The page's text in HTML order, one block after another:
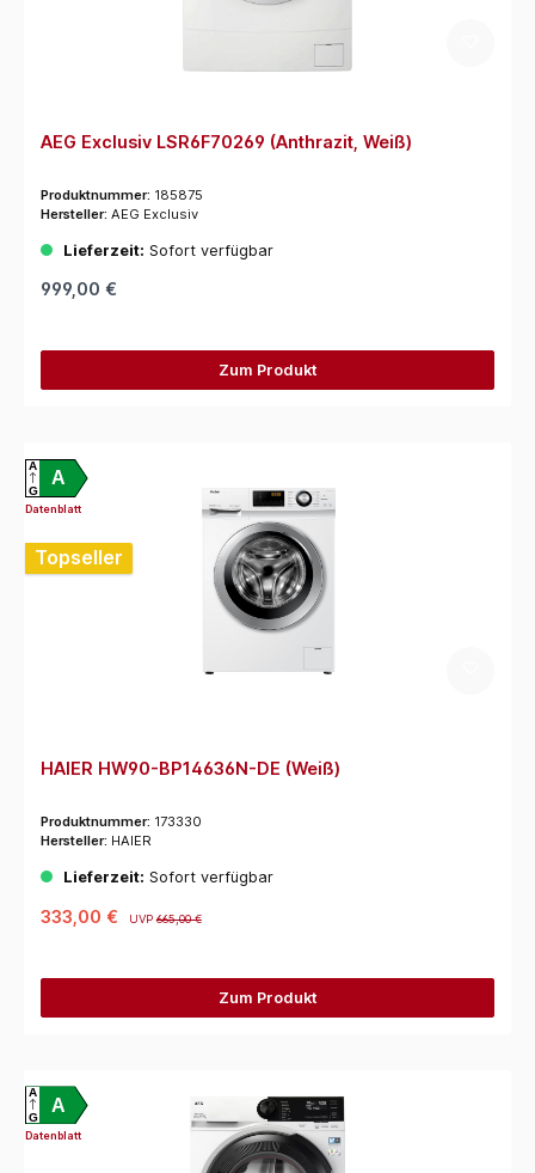
AEG Exclusiv LSR6F70269 (Anthrazit, Weiß)
Produktnummer: 185875
Hersteller: AEG Exclusiv
Lieferzeit: Sofort verfügbar
999,00 €
Zum Produkt
A
A
G
Datenblatt
Topseller
HAIER HW90-BP14636N-DE (Weiß)
Produktnummer: 173330
Hersteller: HAIER
Lieferzeit: Sofort verfügbar
333,00 € UVP665,00 €
Zum Produkt
A
A
G
Datenblatt